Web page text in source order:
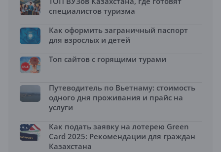
специалистов туризма
Как оформить заграничный паспорт
для взрослых и детей
Топ сайтов с горящими турами
Путеводитель по Вьетнаму: стоимость
одного дня проживания и прайс на
услуги
Как подать заявку на лотерею Green
Card 2025: Рекомендации для граждан
Казахстана